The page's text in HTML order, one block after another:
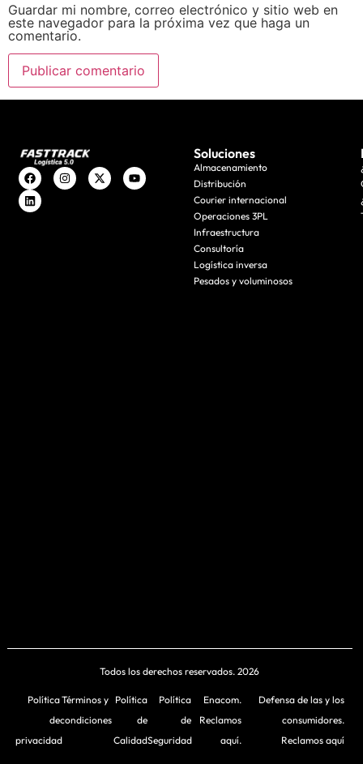
Guardar mi nombre, correo electrónico y sitio web en
este navegador para la próxima vez que haga un
comentario.
Soluciones
Almacenamiento
Distribución
Courier internacional
Operaciones 3PL
Infraestructura
Consultoría
Logística inversa
Pesados y voluminosos
Todos los derechos reservados. 2026
Política
de
privacidad
Términos y
condiciones
Política
de
Calidad
Política
de
Seguridad
Enacom.
Reclamos
aquí.
Defensa de las y los
consumidores.
Reclamos aquí